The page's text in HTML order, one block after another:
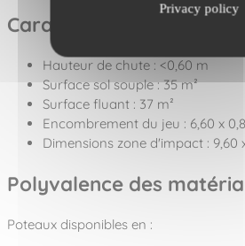
Privacy policy
Caractéristiques
Hauteur de chute : <0,60 m
Surface sol souple : 35 m²
Surface fluant : 37 m²
Encombrement du jeu : 6,60 x
Dimensions zone d'impact : 9,60
Polyvalence des
Poteaux disponibles en :